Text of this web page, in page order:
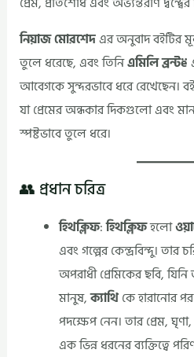
নিয়াজ মোরশেদএর অনুবাদ বইটির
তুলে ধরেছে, এবং তিনিএমিলি ব্রন্টë
আবেগকে সুন্দরভাবে ধরে রেখেছেন।
যা প্রেমের অন্ধকার দিকগুলো এবং
স্পষ্টভাবে তুলে ধরে।
👥 প্রধান চরিত্র
হিথক্লিফ:হিথক্লিফহলো
এবং গল্পের কেন্দ্রবিন্দু। তার
অপরাধী প্রেমিকের ছবি,
মানুষ,ক্যাথিকে হারানোর পর
পদক্ষেপ নেন। তার প্রেম,
এক ভিন্ন ধরনের ব্যক্তিত্বে